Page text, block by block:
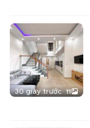
30 giây trước 11